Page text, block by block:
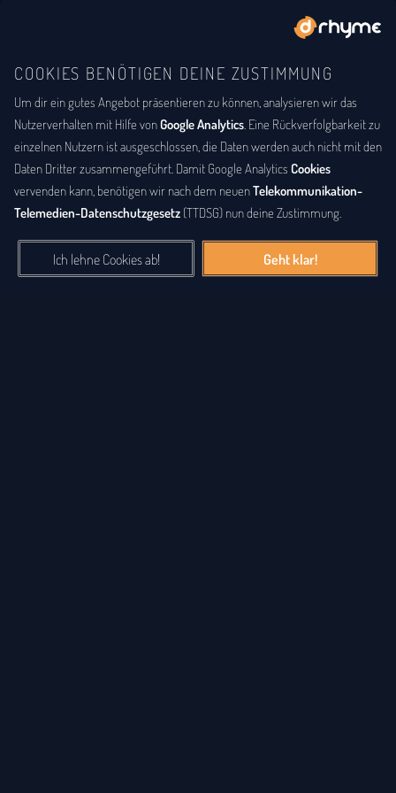
COOKIES BENÖTIGEN DEINE ZUSTIMMUNG
Um dir ein gutes Angebot präsentieren zu können, analysieren wir das
Nutzerverhalten mit Hilfe vonGoogle Analytics. Eine Rückverfolgbarkeit zu
einzelnen Nutzern ist ausgeschlossen, die Daten werden auch nicht mit den
Daten Dritter zusammengeführt. Damit Google Analytics Cookies
vervenden kann, benötigen wir nach dem neuenTelekommunikation-
Telemedien-Datenschutzgesetz (TTDSG) nun deine Zustimmung.
Ich lehne Cookies ab! Geht klar!